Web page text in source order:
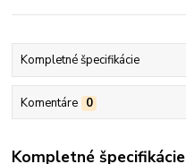
Kompletné špecifikácie
Komentáre 0
Kompletné špecifikácie